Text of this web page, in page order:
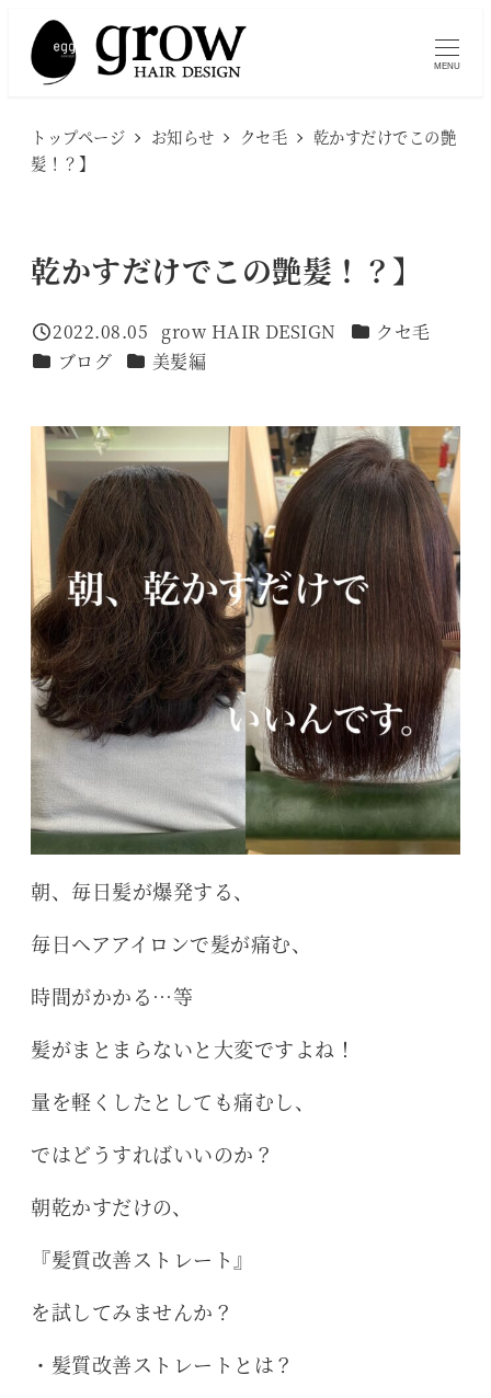
MENU
トップページ お知らせ クセ毛
乾かすだけでこの艶
髪！？】
乾かすだけでこの艶髪！？】
投稿日
2022.08.05
著
者
grow HAIR DESIGN カテゴリー
クセ毛
カテゴリー
ブログ カテゴリー
美髪編
朝、毎日髪が爆発する、
毎日ヘアアイロンで髪が痛む、
時間がかかる…等
髪がまとまらないと大変ですよね！
量を軽くしたとしても痛むし、
ではどうすればいいのか？
朝乾かすだけの、
『髪質改善ストレート』
を試してみませんか？
・髪質改善ストレートとは？